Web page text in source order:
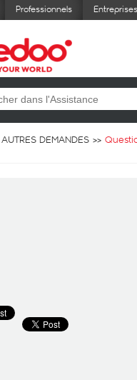
Professionnels Entreprises
AUTRES DEMANDES